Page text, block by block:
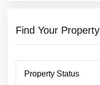
Find Your Property